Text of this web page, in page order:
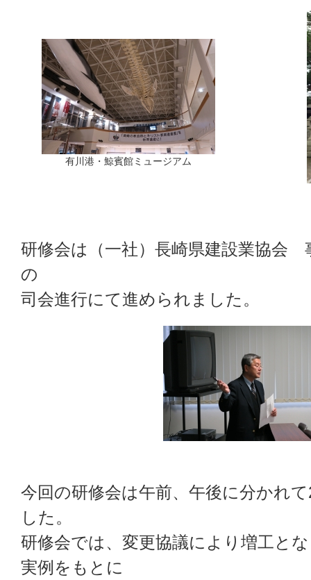
有川港・鯨賓館ミュージアム
研修会は（一社）長崎県建設業協会
の
司会進行にて進められました。
今回の研修会は午前、午後に分かれ
した。
研修会では、変更協議により増工と
実例をもとに